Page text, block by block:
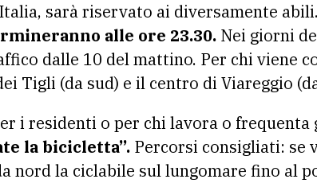
sarà riservato ai diversamente abili.
alle ore 23.30. Nei giorni
dalle 10 del mattino. Per chi viene
Tigli (da sud) e il centro di Viareggio
i residenti o per chi lavora o
la bicicletta”. Percorsi consigliati: se
nord la ciclabile sul lungomare fino al